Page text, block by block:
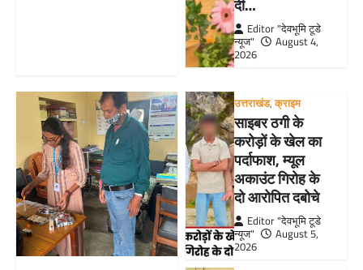
दी…
Editor "देवभूमि टूडे
न्यूज"
August 4,
2026
उत्तराखंड,क्राइम
साइबर ठगी के
करोड़ों के खेल का
पर्दाफाश, म्यूल
अकाउंट गिरोह के
दो आरोपित दबोचे
Editor "देवभूमि टूडे
न्यूज"
August 5,
2026